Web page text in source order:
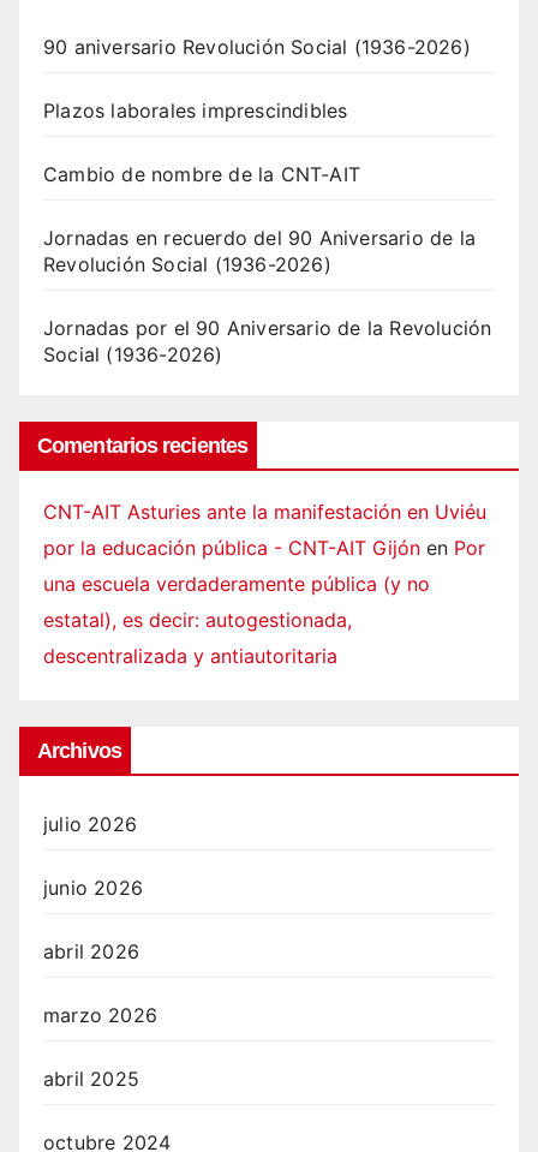
90 aniversario Revolución Social (1936-2026)
Plazos laborales imprescindibles
Cambio de nombre de la CNT-AIT
Jornadas en recuerdo del 90 Aniversario de la
Revolución Social (1936-2026)
Jornadas por el 90 Aniversario de la Revolución
Social (1936-2026)
Comentarios recientes
CNT-AIT Asturies ante la manifestación en Uviéu
por la educación pública - CNT-AIT Gijón en Por
una escuela verdaderamente pública (y no
estatal), es decir: autogestionada,
descentralizada y antiautoritaria
Archivos
julio 2026
junio 2026
abril 2026
marzo 2026
abril 2025
octubre 2024